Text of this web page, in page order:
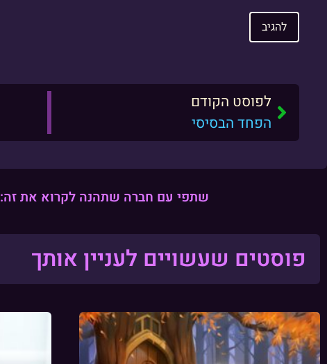
לפוסט הקודם
הפחד הבסיסי
שתפי עם חברה שתהנה לקרוא את זה:
פוסטים שעשויים לעניין אותך